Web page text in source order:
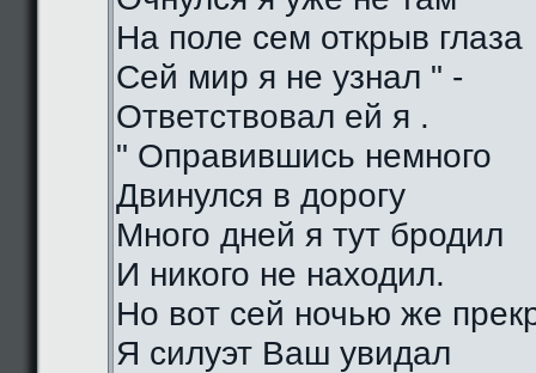
На поле сем открыв глаза
Сей мир я не узнал " -
Ответствовал ей я .
" Оправившись немного
Двинулся в дорогу
Много дней я тут бродил
И никого не находил.
Но вот сей ночью же
Я силуэт Ваш увидал